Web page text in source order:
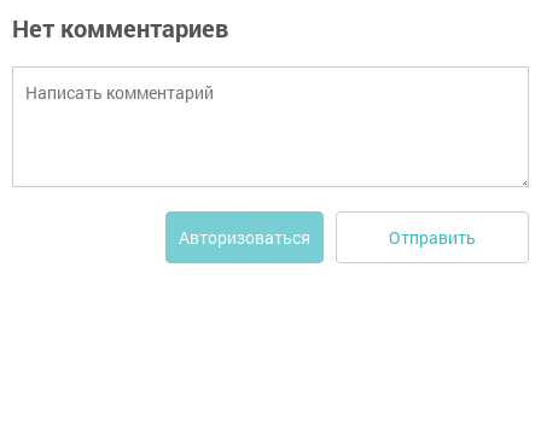
Нет комментариев
Авторизоваться Отправить